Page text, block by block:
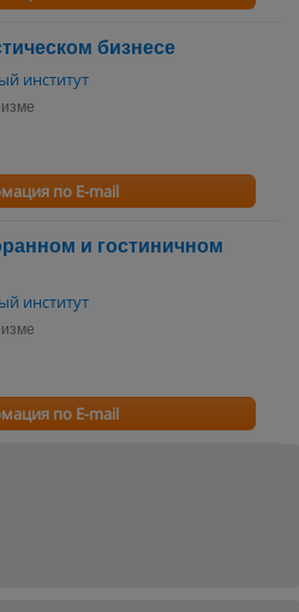
бизнесе
институт
по E-mail
и гостиничном
институт
по E-mail